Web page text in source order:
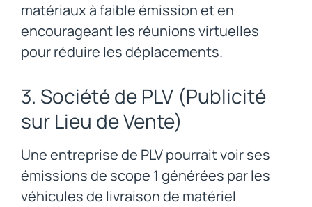
matériaux à faible émission et en
encourageant les réunions virtuelles
pour réduire les déplacements.
3. Société de PLV (Publicité
sur Lieu de Vente)
Une entreprise de PLV pourrait voir ses
émissions de scope 1 générées par les
véhicules de livraison de matériel